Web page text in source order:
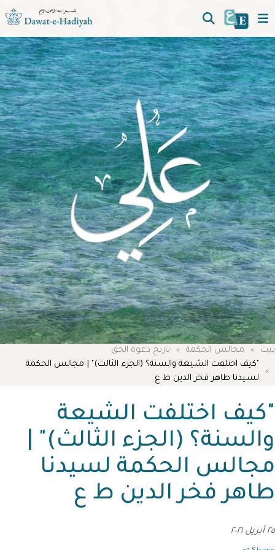
بيت مجالس الحكمة
تاريخ دعوة الحق
"كيف اختلفت الشيعة والسنة؟ (الجزء الثالث)" | مجالس الحكمة
لسيدنا طاهر فخر الدين ط ع
"كيف اختلفت الشيعة
والسنة؟ (الجزء الثالث)" |
مجالس الحكمة لسيدنا
طاهر فخر الدين ط ع
٢٥ أبريل ٢٠٢١